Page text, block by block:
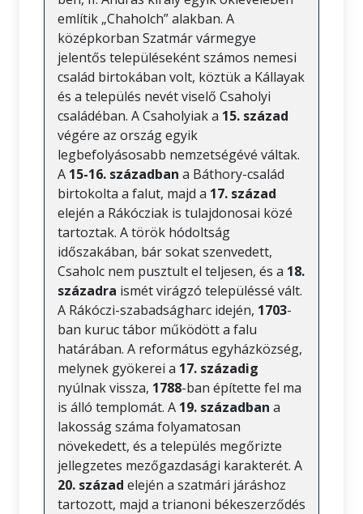
említik „Chaholch” alakban. A
középkorban Szatmár vármegye
jelentős településeként számos nemesi
család birtokában volt, köztük a Kállayak
és a település nevét viselő Csaholyi
családéban. A Csaholyiak a 15. század
végére az ország egyik
legbefolyásosabb nemzetségévé váltak.
A 15-16. században a Báthory-család
birtokolta a falut, majd a 17. század
elején a Rákócziak is tulajdonosai közé
tartoztak. A török hódoltság
időszakában, bár sokat szenvedett,
Csaholc nem pusztult el teljesen, és a 18.
századra ismét virágzó településsé vált.
A Rákóczi-szabadságharc idején, 1703-
ban kuruc tábor működött a falu
határában. A református egyházközség,
melynek gyökerei a 17. századig
nyúlnak vissza, 1788-ban építette fel ma
is álló templomát. A 19. században a
lakosság száma folyamatosan
növekedett, és a település megőrizte
jellegzetes mezőgazdasági karakterét. A
20. század elején a szatmári járáshoz
tartozott, majd a trianoni békeszerződés